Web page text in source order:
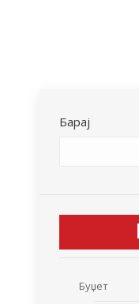
Барај
Буџет